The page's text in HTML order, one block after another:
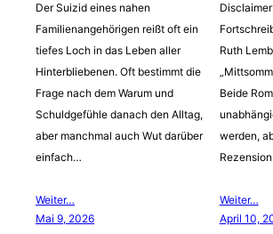
Der Suizid eines nahen
Familienangehörigen reißt oft ein
tiefes Loch in das Leben aller
Hinterbliebenen. Oft bestimmt die
Frage nach dem Warum und
Schuldgefühle danach den Alltag,
aber manchmal auch Wut darüber
einfach…
Weiter…
Mai 9, 2026
Ruth
Beide
werden,
Weiter…
April 10,